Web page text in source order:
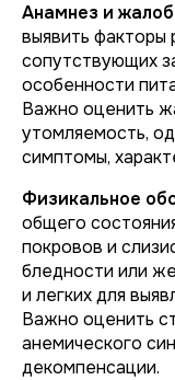
Анамнез и
выявить факторы
сопутствующих
особенности
Важно оценить
утомляемость,
симптомы,
Физикальное
общего
покровов и
бледности или
и легких для
Важно оценить
анемического
декомпенсации.